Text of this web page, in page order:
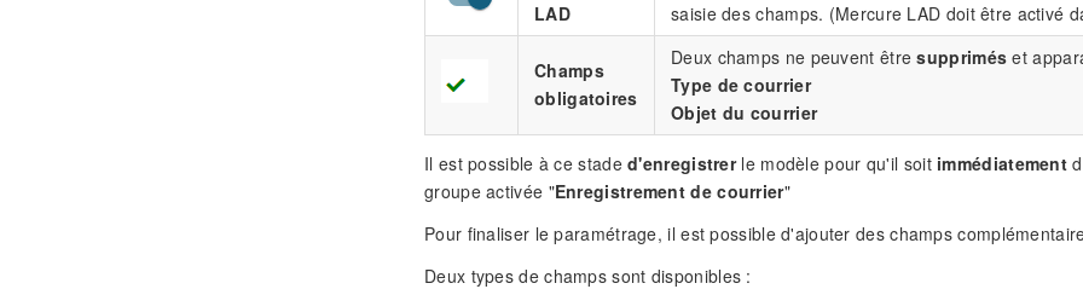
LAD
saisie des champs. (Mercure LAD doit être activé
Champs
obligatoires
Deux champs ne peuvent êtresupprimés et
Type de courrier
Objet du courrier
Il est possible à ce staded'enregistrerle modèle pour qu'il soit immédiatement
groupe activée "Enregistrement de courrier"
Pour finaliser le paramétrage, il est possible d'ajouter des champs
Deux types de champs sont disponibles :